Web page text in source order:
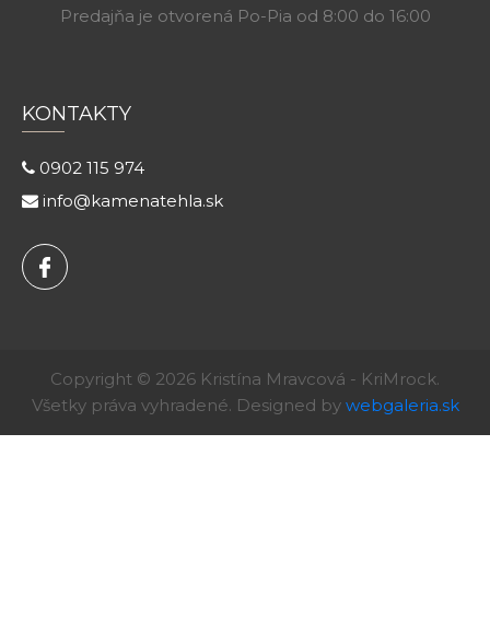
Predajňa je otvorená Po-Pia od 8:00 do 16:00
KONTAKTY
0902 115 974
info@kamenatehla.sk
Copyright © 2026 Kristína Mravcová - KriMrock.
Všetky práva vyhradené. Designed by webgaleria.sk